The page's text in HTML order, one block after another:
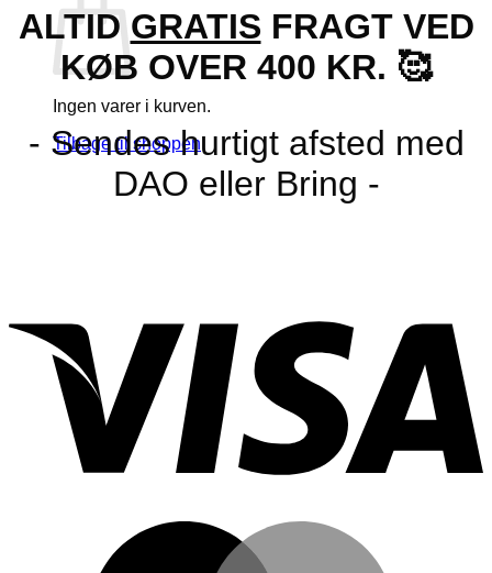
Ingen varer i kurven.
Tilbage til shoppen
ALTIDGRATIS FRAGT VED
KØB OVER 400 KR. 🥰
- Sendes hurtigt afsted med
DAO eller Bring -